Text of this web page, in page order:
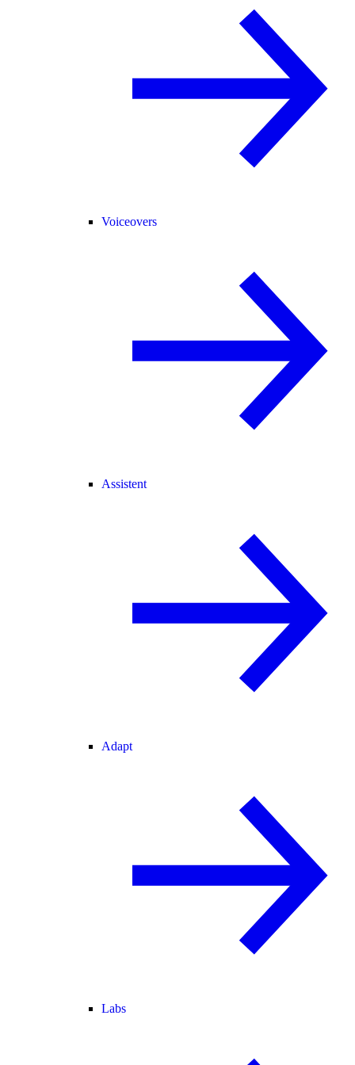
Voiceovers
Assistent
Adapt
Labs